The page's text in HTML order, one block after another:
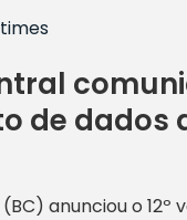
de dados
anunciou o 12º